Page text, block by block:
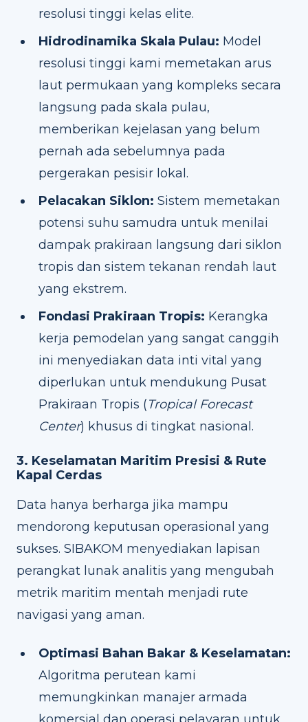
resolusi tinggi kelas elite.
Hidrodinamika Skala Pulau: Model
resolusi tinggi kami memetakan arus
laut permukaan yang kompleks secara
langsung pada skala pulau,
memberikan kejelasan yang belum
pernah ada sebelumnya pada
pergerakan pesisir lokal.
Pelacakan Siklon: Sistem memetakan
potensi suhu samudra untuk menilai
dampak prakiraan langsung dari siklon
tropis dan sistem tekanan rendah laut
yang ekstrem.
Fondasi Prakiraan Tropis: Kerangka
kerja pemodelan yang sangat canggih
ini menyediakan data inti vital yang
diperlukan untuk mendukung Pusat
Prakiraan Tropis (Tropical Forecast
Center) khusus di tingkat nasional.
3. Keselamatan Maritim Presisi & Rute
Kapal Cerdas
Data hanya berharga jika mampu
mendorong keputusan operasional yang
sukses. SIBAKOM menyediakan lapisan
perangkat lunak analitis yang mengubah
metrik maritim mentah menjadi rute
navigasi yang aman.
Optimasi Bahan Bakar & Keselamatan:
Algoritma perutean kami
memungkinkan manajer armada